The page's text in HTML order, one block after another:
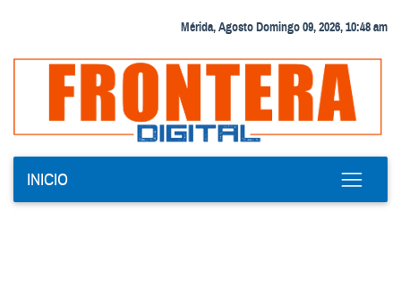
Mérida, Agosto Domingo 09, 2026, 10:48 am
INICIO